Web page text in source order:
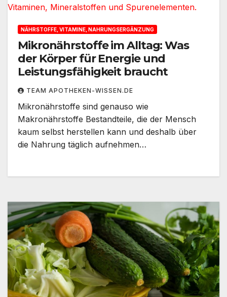
NÄHRSTOFFE, VITAMINE, NAHRUNGSERGÄNZUNG
Mikronährstoffe im Alltag: Was
der Körper für Energie und
Leistungsfähigkeit braucht
TEAM APOTHEKEN-WISSEN.DE
Mikronährstoffe sind genauso wie
Makronährstoffe Bestandteile, die der Mensch
kaum selbst herstellen kann und deshalb über
die Nahrung täglich aufnehmen…